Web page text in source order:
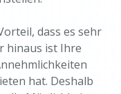
dass es sehr
hinaus ist Ihre
hat. Deshalb